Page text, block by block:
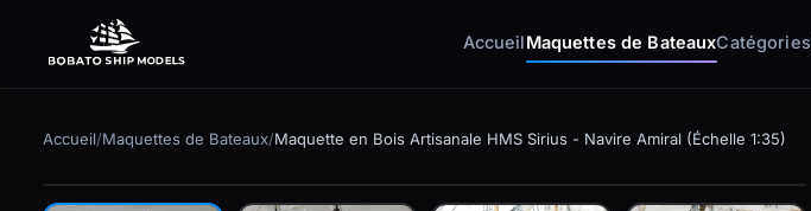
AccueilMaquettes de BateauxCatégories
Accueil/Maquettes de Bateaux/Maquette en Bois Artisanale HMS Sirius - Navire Amiral (Échelle 1:35)